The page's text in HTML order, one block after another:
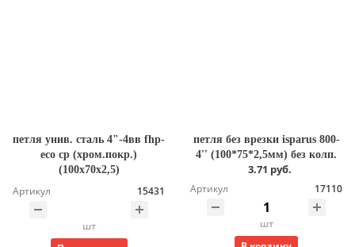
петля унив. сталь 4"-4вв fhp-
eco cp (хром.покр.)
(100х70х2,5)
Артикул 15431
шт
петля без врезки isparus 800-
4'' (100*75*2,5мм) без колп.
3.71 руб.
Артикул 17110
шт